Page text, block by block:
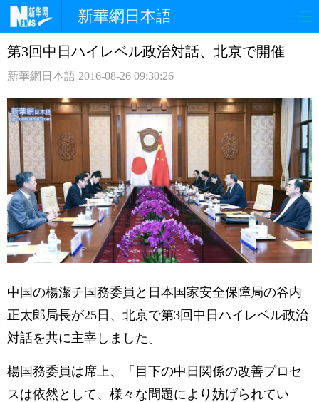
新華網日本語
ホームページ 政治 経済
観光 評論 写真
中日対訳
第3回中日ハイレベル政治対話、北京で開催
新華網日本語 2016-08-26 09:30:26
中国の楊潔チ国務委員と日本国家安全保障局の谷内
正太郎局長が25日、北京で第3回中日ハイレベル政治
対話を共に主宰しました。
楊国務委員は席上、「目下の中日関係の改善プロセ
スは依然として、様々な問題により妨げられてい